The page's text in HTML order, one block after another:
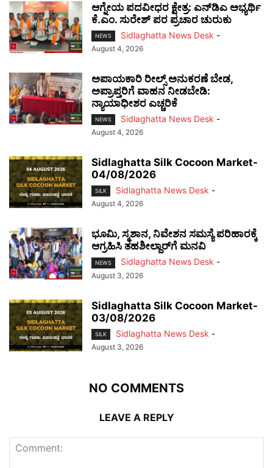
ಆಗ್ನೇಯ ಪದವೀಧರ ಕ್ಷೇತ್ರ: ಎನ್‌ಡಿಎ ಅಭ್ಯರ್ಥಿ
ಕೆ.ಎಂ. ಸುರೇಶ್ ಪರ ಪ್ರಚಾರ ಚುರುಕು
NEWS Sidlaghatta News Desk -
August 4, 2026
ಅಪಾಯಕಾರಿ ರೀಲ್ಸ್ ಅನುಕರಣೆ ಬೇಡ,
ಅಪ್ರಾಪ್ತರಿಗೆ ವಾಹನ ನೀಡಬೇಡಿ:
ನ್ಯಾಯಾಧೀಶರ ಎಚ್ಚರಿಕೆ
NEWS Sidlaghatta News Desk -
August 4, 2026
Sidlaghatta Silk Cocoon Market-
04/08/2026
SILK Sidlaghatta News Desk -
August 4, 2026
ಭೂಮಿ, ಸ್ಮಶಾನ, ನಿವೇಶನ ಸಮಸ್ಯೆ ಪರಿಹಾರಕ್ಕೆ
ಆಗ್ರಹಿಸಿ ತಹಶೀಲ್ದಾರ್‌ಗೆ ಮನವಿ
NEWS Sidlaghatta News Desk -
August 3, 2026
Sidlaghatta Silk Cocoon Market-
03/08/2026
SILK Sidlaghatta News Desk -
August 3, 2026
NO COMMENTS
LEAVE A REPLY